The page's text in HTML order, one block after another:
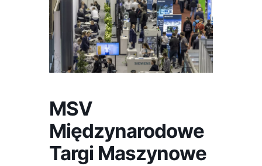
MSV
Międzynarodowe
Targi Maszynowe